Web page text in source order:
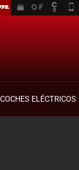
COCHES ELÉCTRICOS